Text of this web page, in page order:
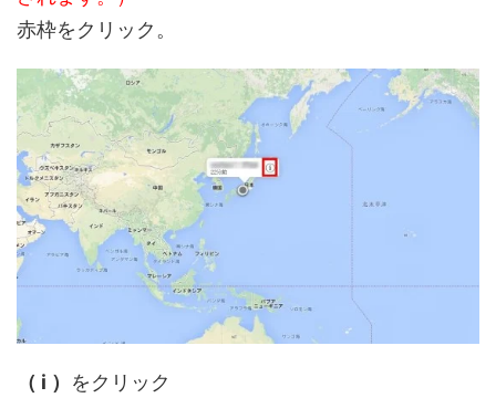
赤枠をクリック。
（ i ） をクリック